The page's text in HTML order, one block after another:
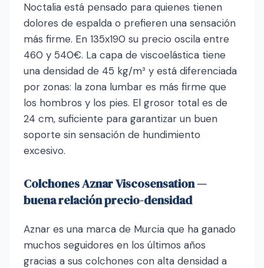
Noctalia está pensado para quienes tienen
dolores de espalda o prefieren una sensación
más firme. En 135x190 su precio oscila entre
460 y 540€. La capa de viscoelástica tiene
una densidad de 45 kg/m³ y está diferenciada
por zonas: la zona lumbar es más firme que
los hombros y los pies. El grosor total es de
24 cm, suficiente para garantizar un buen
soporte sin sensación de hundimiento
excesivo.
Colchones Aznar Viscosensation —
buena relación precio-densidad
Aznar es una marca de Murcia que ha ganado
muchos seguidores en los últimos años
gracias a sus colchones con alta densidad a